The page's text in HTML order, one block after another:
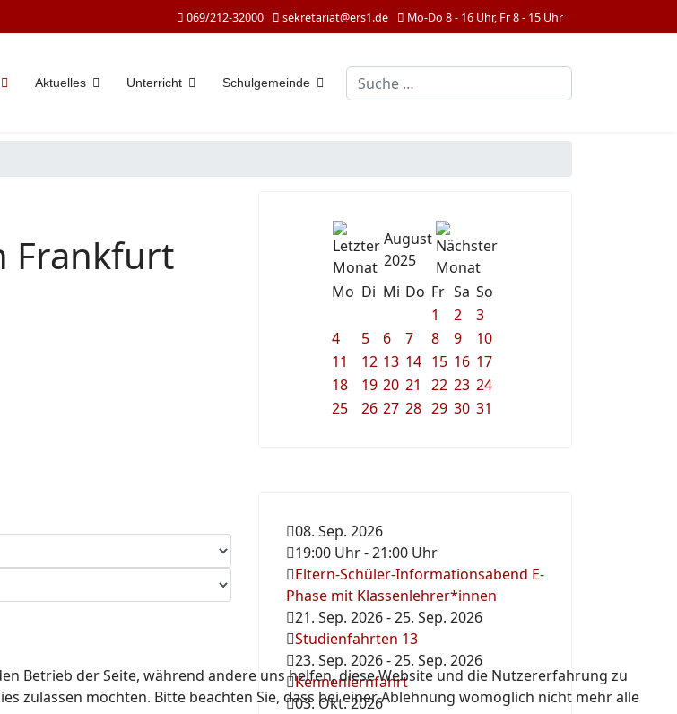
069/212-32000 sekretariat@ers1.de Mo-Do 8 - 16 Uhr, Fr 8 - 15 Uhr
Aktuelles Unterricht Schulgemeinde Suchen
Frankfurt
August
2025
Mo Di Mi Do Fr Sa So
1
2
3
4
5 6 7 8 9
10
11
12 13 14 15 16 17
18
19 20 21 22 23 24
25
26 27 28 29 30 31
08. Sep. 2026
19:00 Uhr-21:00 Uhr
Eltern-Schüler-Informationsabend E-
Phase mit Klassenlehrer*innen
21. Sep. 2026-25. Sep. 2026
Studienfahrten 13
23. Sep. 2026-25. Sep. 2026
Kennenlernfahrt
03. Okt. 2026
Betrieb der Seite, während andere uns helfen, diese Website und die Nutzererfahrung zu
zulassen möchten. Bitte beachten Sie, dass bei einer Ablehnung womöglich nicht mehr alle